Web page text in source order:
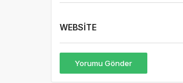
WEBSITE
Yorumu Gönder